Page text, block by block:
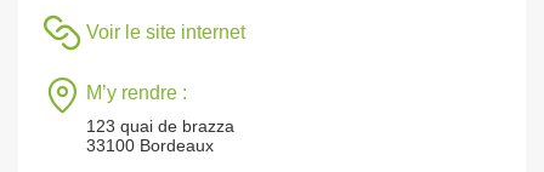
Voir le site internet
M’y rendre :
123 quai de brazza
33100 Bordeaux